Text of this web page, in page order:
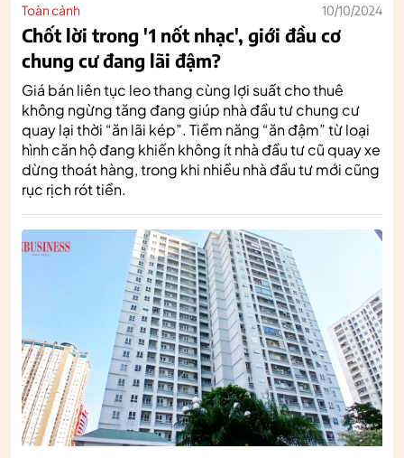
Toàn cảnh 10/10/2024
Chốt lời trong '1 nốt nhạc', giới đầu cơ
chung cư đang lãi đậm?
Giá bán liên tục leo thang cùng lợi suất cho thuê
không ngừng tăng đang giúp nhà đầu tư chung cư
quay lại thời “ăn lãi kép”. Tiềm năng “ăn đậm” từ loại
hình căn hộ đang khiến không ít nhà đầu tư cũ quay xe
dừng thoát hàng, trong khi nhiều nhà đầu tư mới cũng
rục rịch rót tiền.